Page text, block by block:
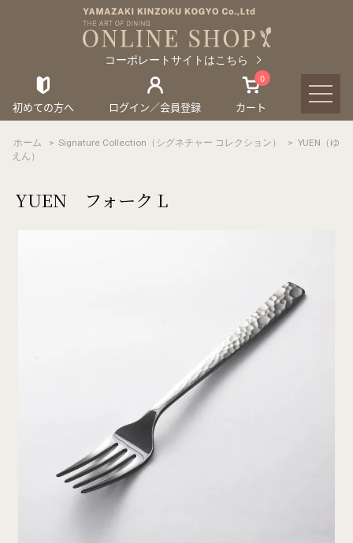
コーポレートサイトはこちら
初めての方へ ログイン／会員登録
0
カート
ホーム > Signature Collection（シグネチャー コレクション） > YUEN（ゆ
えん）
YUEN フォーク L